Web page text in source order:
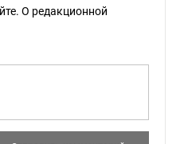
О редакционной